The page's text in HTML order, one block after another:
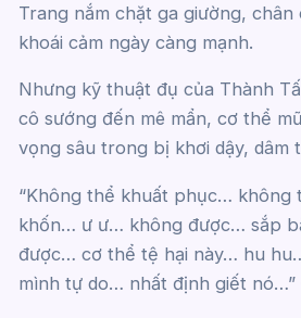
Trang nắm chặt ga giường,
khoái cảm ngày càng mạnh.
Nhưng kỹ thuật đụ của Thành
cô sướng đến mê mẩn, cơ thể
vọng sâu trong bị khơi dậy, dâm
“Không thể khuất phục… không
khốn… ư ư… không được… sắp
được… cơ thể tệ hại này… hu
mình tự do… nhất định giết nó…”